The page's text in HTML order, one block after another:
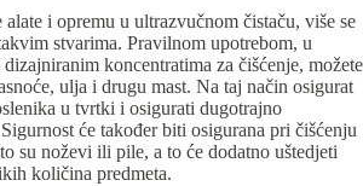
i opremu u ultrazvučnom čistaču, više se
stvarima. Pravilnom upotrebom, u
koncentratima za čišćenje, možete
ulja i drugu mast. Na taj način osigurat
u tvrtki i osigurati dugotrajno
će također biti osigurana pri čišćenju
su noževi ili pile, a to će dodatno uštedjeti
količina predmeta.